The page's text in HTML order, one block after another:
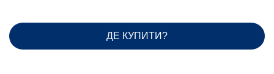
ДЕ КУПИТИ?